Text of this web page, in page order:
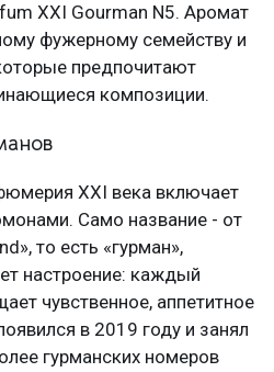
XXI Gourman N5. Аромат
фужерному семейству и
предпочитают
композиции.
XXI века включает
Само название - от
то есть «гурман»,
настроение: каждый
чувственное, аппетитное
в 2019 году и занял
гурманских номеров